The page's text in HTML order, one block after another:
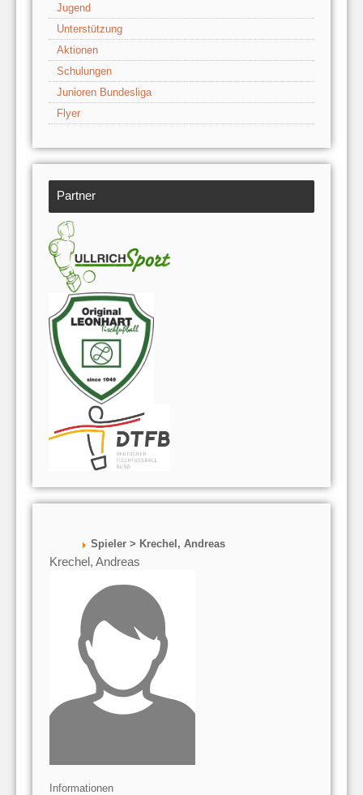
Jugend
Unterstützung
Aktionen
Schulungen
Junioren Bundesliga
Flyer
Partner
Spieler > Krechel, Andreas
Krechel, Andreas
Informationen